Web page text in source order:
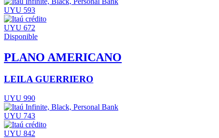
UYU 593
UYU 672
Disponible
PLANO AMERICANO
LEILA GUERRIERO
UYU 990
UYU 743
UYU 842